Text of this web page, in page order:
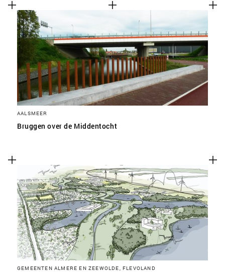
AALSMEER
Bruggen over de Middentocht
GEMEENTEN ALMERE EN ZEEWOLDE, FLEVOLAND